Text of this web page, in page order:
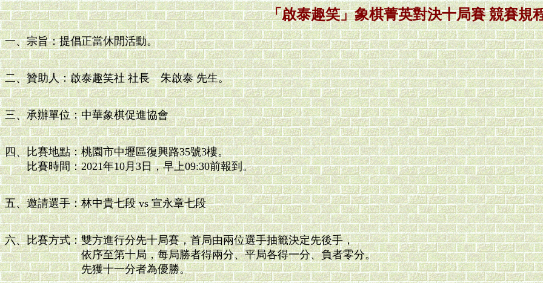
「啟泰趣笑」象棋菁英對決十局賽 競賽規
一、宗旨：提倡正當休閒活動。
二、贊助人：啟泰趣笑社 社長 朱啟泰 先生。
三、承辦單位：中華象棋促進協會
四、比賽地點：桃園市中壢區復興路35號3樓。
比賽時間：2021年10月3日，早上09:30前報到。
五、邀請選手：林中貴七段 vs 宣永章七段
六、比賽方式：雙方進行分先十局賽，首局由兩位選手抽籤決定先後手，
依序至第十局，每局勝者得兩分、平局各得一分、負者零分。
先獲十一分者為優勝。